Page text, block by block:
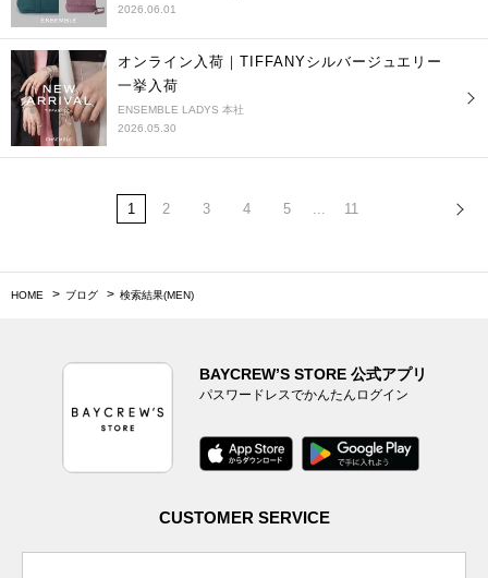
2026.06.01
オンライン入荷｜TIFFANYシルバージュエリー
一挙入荷
ENSEMBLE LADYS 本社
2026.05.30
1 2 3 4 5 ... 11
HOME ブログ 検索結果(MEN)
BAYCREW’S STORE 公式アプリ
パスワードレスでかんたんログイン
CUSTOMER SERVICE